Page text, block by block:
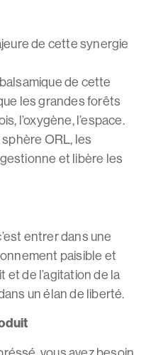
de cette synergie
de cette
les grandes forêts
l’oxygène, l’espace.
ORL, les
et libère les
entrer dans une
paisible et
et de l’agitation de la
un élan de liberté.